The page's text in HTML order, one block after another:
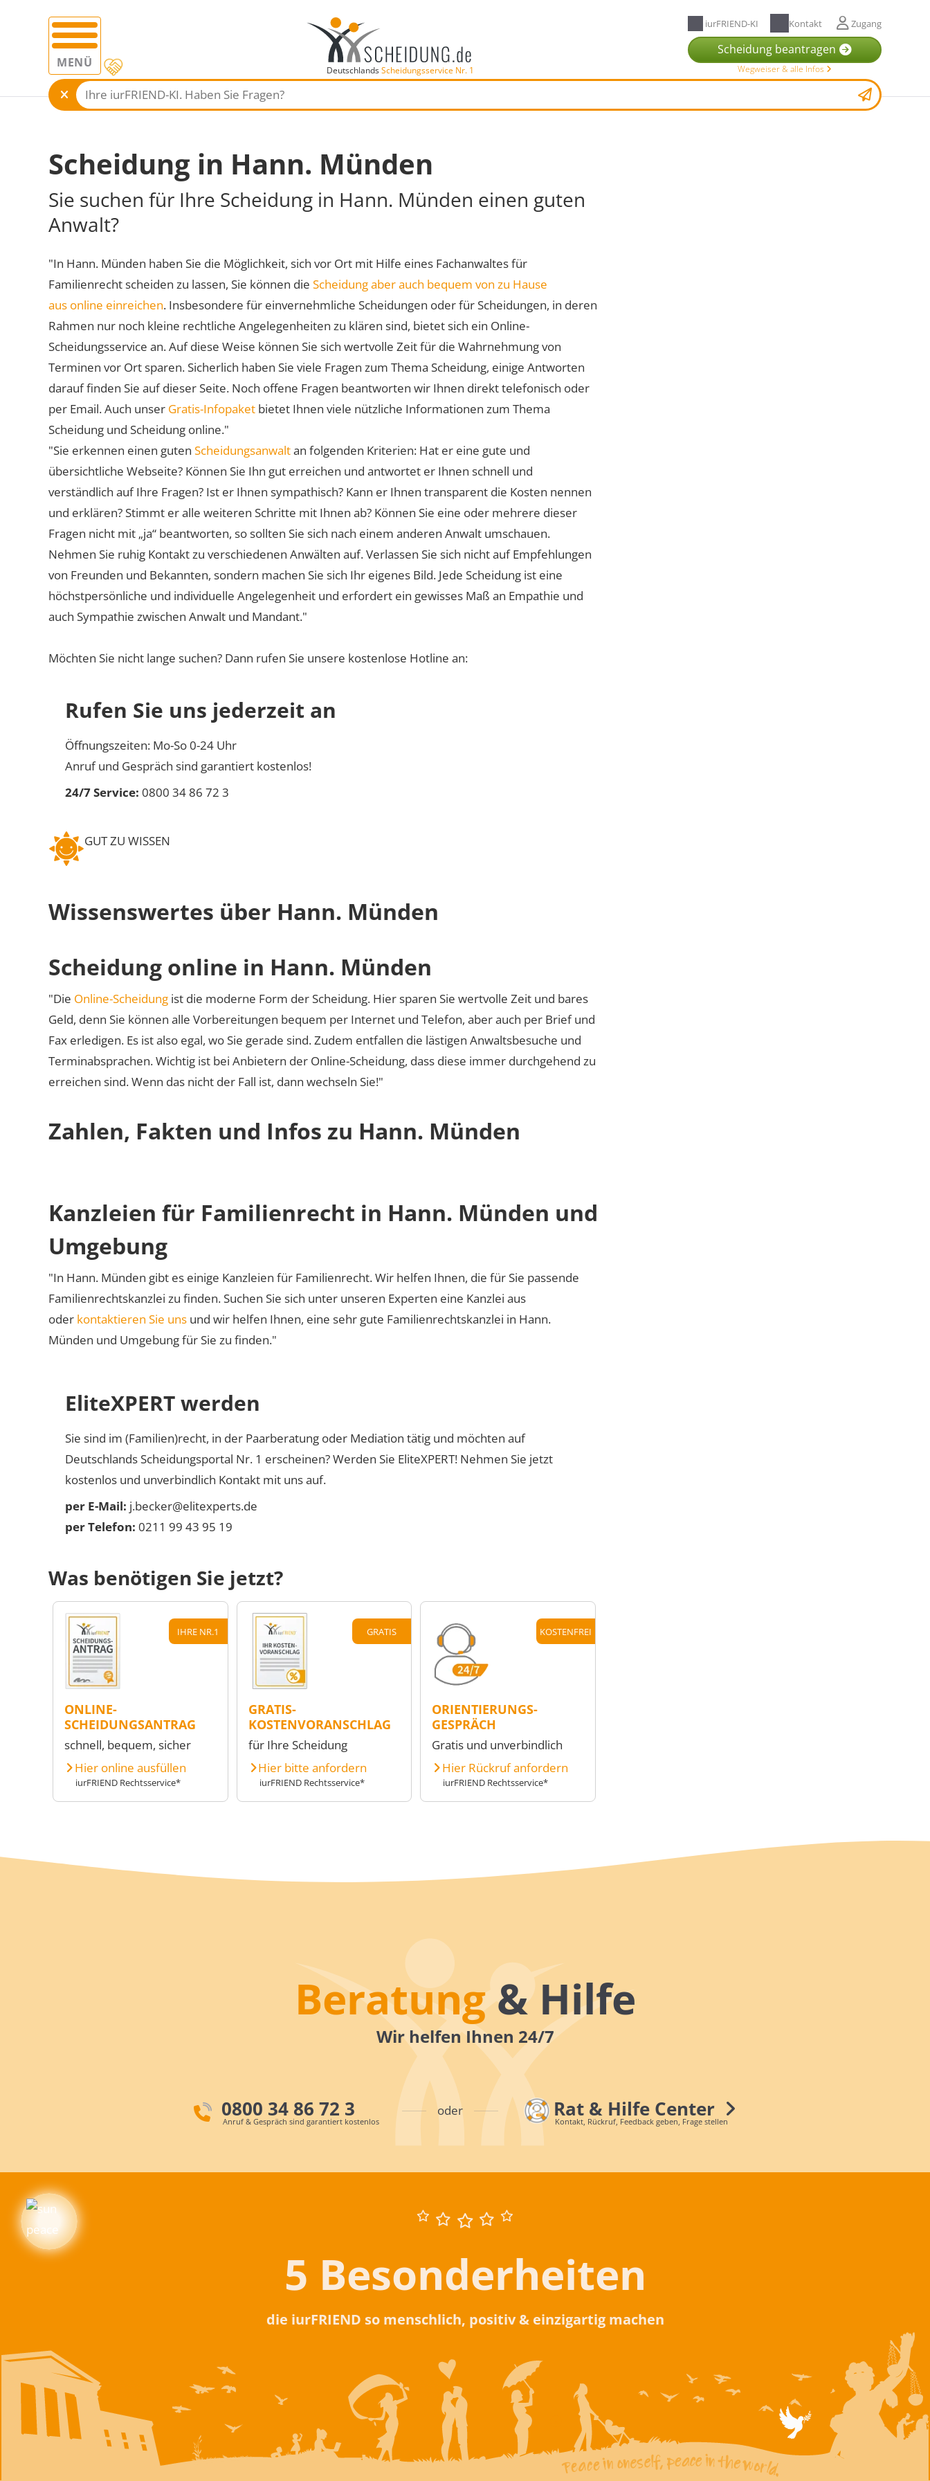
MENÜ DeutschlandsScheidungsservice Nr. 1
iurFRIEND-KI Kontakt Zugang
Scheidung beantragen
Wegweiser & alle Infos
Scheidung in Hann. Münden
Sie suchen für Ihre Scheidung in Hann. Münden einen guten
Anwalt?
"In Hann. Münden haben Sie die Möglichkeit, sich vor Ort mit Hilfe eines Fachanwaltes für
Familienrecht scheiden zu lassen, Sie können die Scheidung aber auch bequem von zu Hause
aus online einreichen. Insbesondere für einvernehmliche Scheidungen oder für Scheidungen, in deren
Rahmen nur noch kleine rechtliche Angelegenheiten zu klären sind, bietet sich ein Online-
Scheidungsservice an. Auf diese Weise können Sie sich wertvolle Zeit für die Wahrnehmung von
Terminen vor Ort sparen. Sicherlich haben Sie viele Fragen zum Thema Scheidung, einige Antworten
darauf finden Sie auf dieser Seite. Noch offene Fragen beantworten wir Ihnen direkt telefonisch oder
per Email. Auch unser Gratis-Infopaket bietet Ihnen viele nützliche Informationen zum Thema
Scheidung und Scheidung online."
"Sie erkennen einen guten Scheidungsanwaltan folgenden Kriterien: Hat er eine gute und
übersichtliche Webseite? Können Sie Ihn gut erreichen und antwortet er Ihnen schnell und
verständlich auf Ihre Fragen? Ist er Ihnen sympathisch? Kann er Ihnen transparent die Kosten nennen
und erklären? Stimmt er alle weiteren Schritte mit Ihnen ab? Können Sie eine oder mehrere dieser
Fragen nicht mit „ja“ beantworten, so sollten Sie sich nach einem anderen Anwalt umschauen.
Nehmen Sie ruhig Kontakt zu verschiedenen Anwälten auf. Verlassen Sie sich nicht auf Empfehlungen
von Freunden und Bekannten, sondern machen Sie sich Ihr eigenes Bild. Jede Scheidung ist eine
höchstpersönliche und individuelle Angelegenheit und erfordert ein gewisses Maß an Empathie und
auch Sympathie zwischen Anwalt und Mandant."
Möchten Sie nicht lange suchen? Dann rufen Sie unsere kostenlose Hotline an:
Rufen Sie uns jederzeit an
Öffnungszeiten: Mo-So 0-24 Uhr
Anruf und Gespräch sind garantiert kostenlos!
24/7 Service: 0800 34 86 72 3
GUT ZU WISSEN
Wissenswertes über Hann. Münden
Scheidung online in Hann. Münden
"Die Online-Scheidung ist die moderne Form der Scheidung. Hier sparen Sie wertvolle Zeit und bares
Geld, denn Sie können alle Vorbereitungen bequem per Internet und Telefon, aber auch per Brief und
Fax erledigen. Es ist also egal, wo Sie gerade sind. Zudem entfallen die lästigen Anwaltsbesuche und
Terminabsprachen. Wichtig ist bei Anbietern der Online-Scheidung, dass diese immer durchgehend zu
erreichen sind. Wenn das nicht der Fall ist, dann wechseln Sie!"
Zahlen, Fakten und Infos zu Hann. Münden
Kanzleien für Familienrecht in Hann. Münden und
Umgebung
"In Hann. Münden gibt es einige Kanzleien für Familienrecht. Wir helfen Ihnen, die für Sie passende
Familienrechtskanzlei zu finden. Suchen Sie sich unter unseren Experten eine Kanzlei aus
oder kontaktieren Sie uns und wir helfen Ihnen, eine sehr gute Familienrechtskanzlei in Hann.
Münden und Umgebung für Sie zu finden."
EliteXPERT werden
Sie sind im (Familien)recht, in der Paarberatung oder Mediation tätig und möchten auf
Deutschlands Scheidungsportal Nr. 1 erscheinen? Werden Sie EliteXPERT! Nehmen Sie jetzt
kostenlos und unverbindlich Kontakt mit uns auf.
per E-Mail: j.becker@elitexperts.de
per Telefon: 0211 99 43 95 19
Was benötigen Sie jetzt?
IHRE NR.1
ONLINE-
SCHEIDUNGSANTRAG
schnell, bequem, sicher
Hier online ausfüllen
iurFRIEND Rechtsservice*
GRATIS
GRATIS-
KOSTENVORANSCHLAG
für Ihre Scheidung
Hier bitte anfordern
iurFRIEND Rechtsservice*
KOSTENFREI
ORIENTIERUNGS-
GESPRÄCH
Gratis und unverbindlich
Hier Rückruf anfordern
iurFRIEND Rechtsservice*
Beratung& Hilfe
Wir helfen Ihnen 24/7
0800 34 86 72 3
Anruf & Gespräch sind garantiert kostenlos
oder Rat & Hilfe Center
Kontakt, Rückruf, Feedback geben, Frage stellen
5 Besonderheiten
die iurFRIEND so menschlich, positiv & einzigartig machen